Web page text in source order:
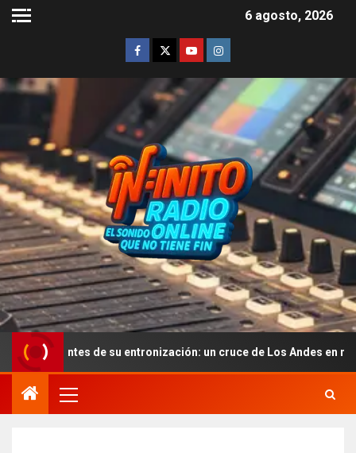
6 agosto, 2026
de su entronización: un cruce de Los Andes en mula y una